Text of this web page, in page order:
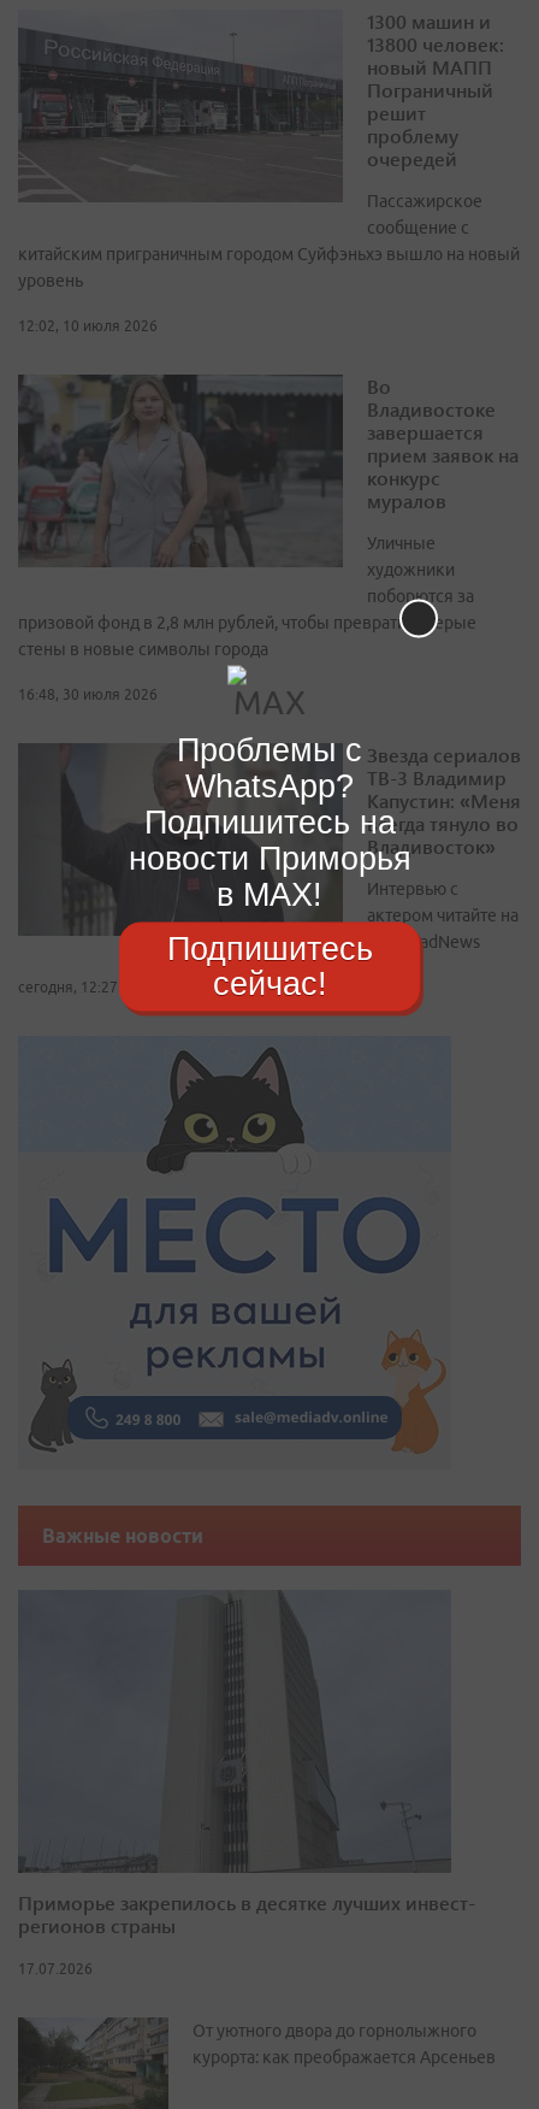
1300 машин и
13800 человек:
новый МАПП
Пограничный
решит
проблему
очередей
Пассажирское
сообщение с
китайским приграничным городом Суйфэньхэ вышло на новый
уровень
12:02, 10 июля 2026
Во
Владивостоке
завершается
прием заявок на
конкурс
муралов
Уличные
художники
поборются за
призовой фонд в 2,8 млн рублей, чтобы превратить серые
стены в новые символы города
16:48, 30 июля 2026
Звезда сериалов
ТВ-3 Владимир
Капустин: «Меня
всегда тянуло во
Владивосток»
Интервью с
актером читайте на
РИА VladNews
сегодня, 12:27
Важные новости
Приморье закрепилось в десятке лучших инвест-
регионов страны
17.07.2026
От уютного двора до горнолыжного
курорта: как преображается Арсеньев
Проблемы с
WhatsApp?
Подпишитесь на
новости Приморья
в MAX!
Подпишитесь
сейчас!